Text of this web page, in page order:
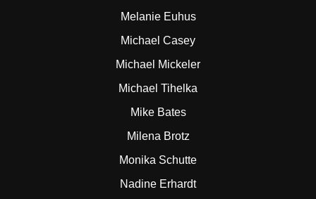
Melanie Euhus
Michael Casey
Michael Mickeler
Michael Tihelka
Mike Bates
Milena Brotz
Monika Schutte
Nadine Erhardt